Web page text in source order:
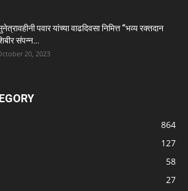
पवार यांच्या वाढदिवसा निमित्त “भव्य रक्तदान
संपन्न…
20, 2023
864
127
58
27